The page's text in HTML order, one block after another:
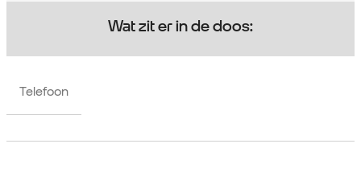
Wat zit er in de doos:
Telefoon